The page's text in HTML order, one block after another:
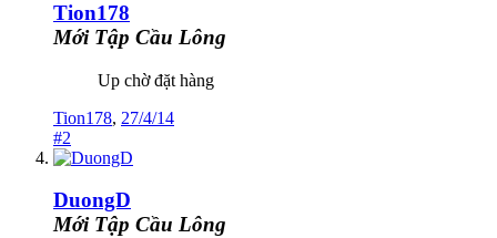
Tion178
Mới Tập Cầu Lông
Up chờ đặt hàng
Tion178, 27/4/14
#2
DuongD
Mới Tập Cầu Lông